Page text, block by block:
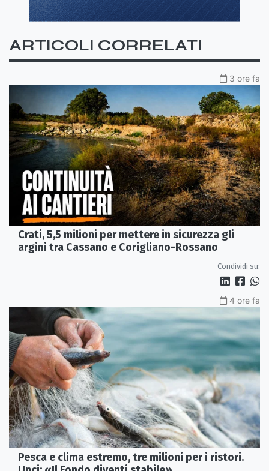
ARTICOLI CORRELATI
3 ore fa
Crati, 5,5 milioni per mettere in sicurezza gli
argini tra Cassano e Corigliano-Rossano
Condividi su:
4 ore fa
Pesca e clima estremo, tre milioni per i ristori.